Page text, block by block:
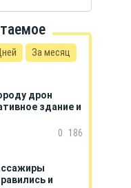
За месяц
дрон
здание и
0
186
и